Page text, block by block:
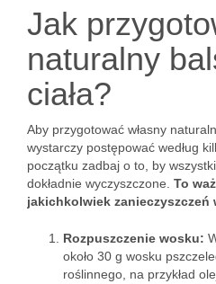
Jak
naturalny
ciała?
Aby przygotować własny
wystarczy postępować według
początku zadbaj o to, by
dokładnie wyczyszczone. To
jakichkolwiek zanieczyszczeń
Rozpuszczenie wosku:
około 30 g wosku
roślinnego, na przykład